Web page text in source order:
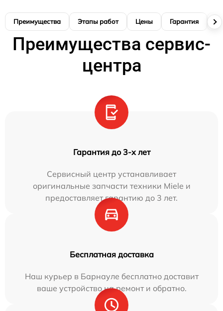
Преимущества Этапы работ Цены Гарантия
Преимущества сервис-
центра
Гарантия до 3-х лет
Сервисный центр устанавливает
оригинальные запчасти техники Miele и
предоставляет гарантию до 3 лет.
Бесплатная доставка
Наш курьер в Барнауле бесплатно доставит
ваше устройство на ремонт и обратно.